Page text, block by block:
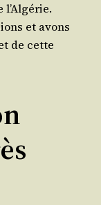
et avons
de cette